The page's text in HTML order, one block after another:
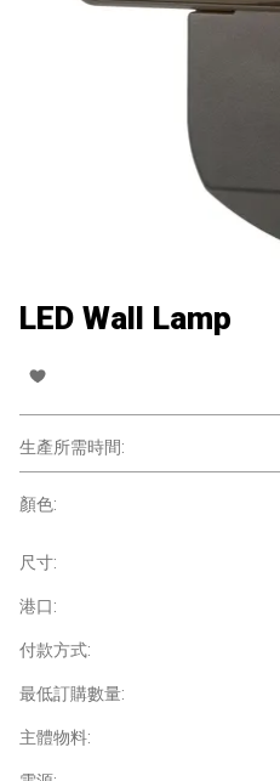
LED Wall Lamp
生產所需時間:
顏色:
尺寸:
港口:
付款方式:
最低訂購數量:
主體物料: